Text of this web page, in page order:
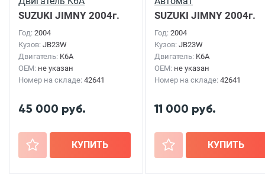
SUZUKI JIMNY 2004г.
Год: 2004
Кузов: JB23W
Двигатель: K6A
OEM: не указан
Номер на складе: 42641
45 000 руб.
+ КУПИТЬ
SUZUKI JIMNY 2004г.
Год: 2004
Кузов: JB23W
Двигатель: K6A
OEM: не указан
Номер на складе: 42641
11 000 руб.
+ КУПИТЬ